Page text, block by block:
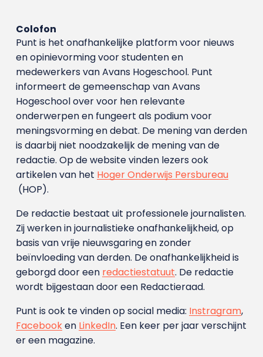
Colofon
Punt is het onafhankelijke platform voor nieuws
en opinievorming voor studenten en
medewerkers van Avans Hoge­school. Punt
informeert de gemeenschap van Avans
Hogeschool over voor hen relevante
onderwerpen en fungeert als podium voor
meningsvorming en debat. De mening van derden
is daarbij niet noodzakelijk de mening van de
redactie. Op de website vinden lezers ook
artikelen van het Hoger Onderwijs Persbureau
(HOP).
De redactie bestaat uit professionele journalisten.
Zij werken in journalistieke onafhankelijkheid, op
basis van vrije nieuwsgaring en zonder
beïnvloeding van derden. De onafhankelijkheid is
geborgd door een redactiestatuut. De redactie
wordt bijgestaan door een Redactieraad.
Punt is ook te vinden op social media: Instragram,
Facebooken LinkedIn. Een keer per jaar verschijnt
er een magazine.